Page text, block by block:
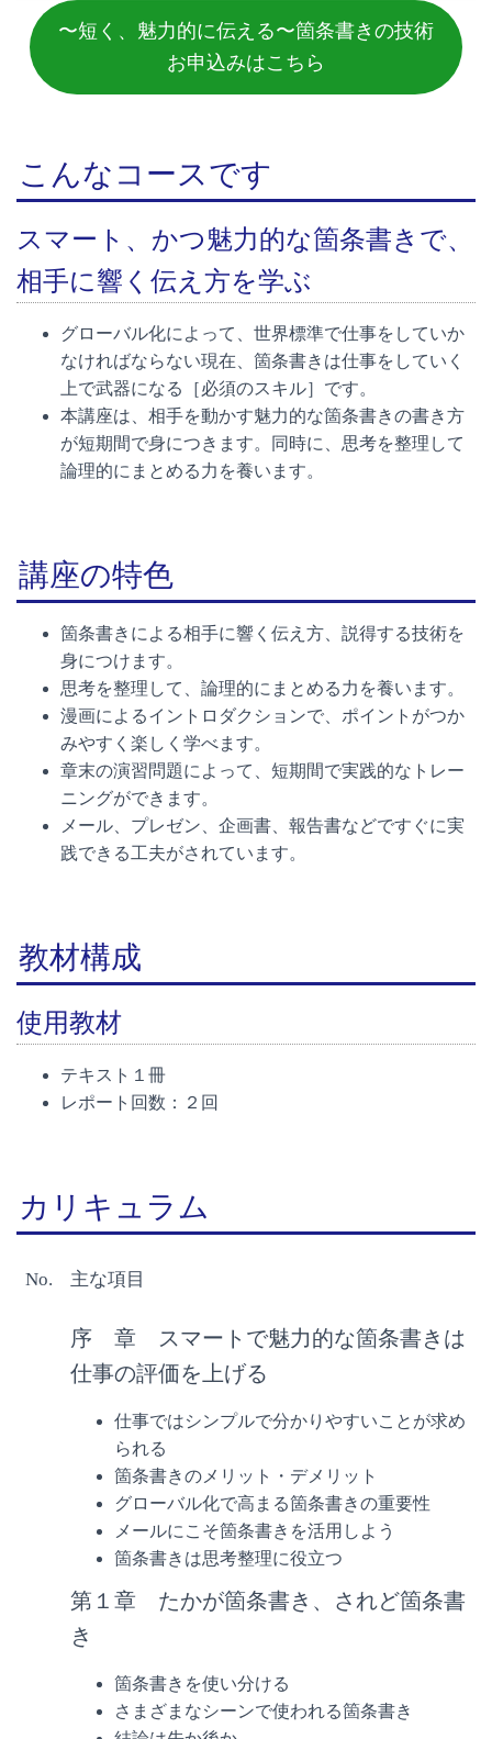
〜短く、魅力的に伝える〜箇条書きの技術
お申込みはこちら
こんなコースです
スマート、かつ魅力的な箇条書きで、
相手に響く伝え方を学ぶ
グローバル化によって、世界標準で仕事をしていか
なければならない現在、箇条書きは仕事をしていく
上で武器になる［必須のスキル］です。
本講座は、相手を動かす魅力的な箇条書きの書き方
が短期間で身につきます。同時に、思考を整理して
論理的にまとめる力を養います。
講座の特色
箇条書きによる相手に響く伝え方、説得する技術を
身につけます。
思考を整理して、論理的にまとめる力を養います。
漫画によるイントロダクションで、ポイントがつか
みやすく楽しく学べます。
章末の演習問題によって、短期間で実践的なトレー
ニングができます。
メール、プレゼン、企画書、報告書などですぐに実
践できる工夫がされています。
教材構成
使用教材
テキスト１冊
レポート回数：２回
カリキュラム
No. 主な項目
序 章 スマートで魅力的な箇条書きは
仕事の評価を上げる
仕事ではシンプルで分かりやすいことが求め
られる
箇条書きのメリット・デメリット
グローバル化で高まる箇条書きの重要性
メールにこそ箇条書きを活用しよう
箇条書きは思考整理に役立つ
第１章 たかが箇条書き、されど箇条書
き
箇条書きを使い分ける
さまざまなシーンで使われる箇条書き